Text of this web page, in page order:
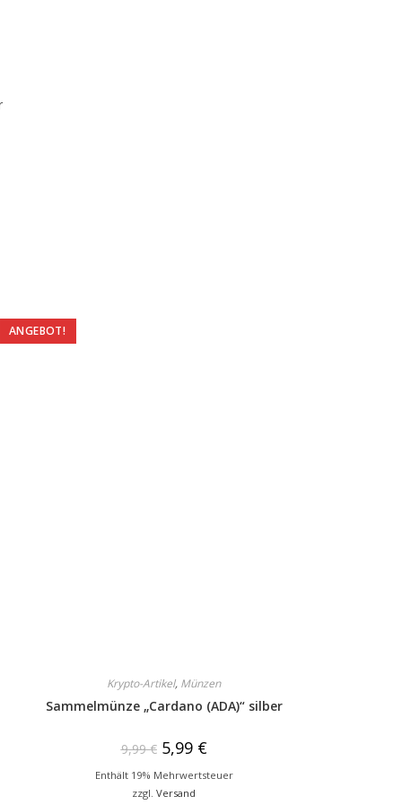
ANGEBOT!
Krypto-Artikel, Münzen
Sammelmünze „Cardano (ADA)“ silber
9,99€ 5,99 €
Enthält 19% Mehrwertsteuer
zzgl.Versand